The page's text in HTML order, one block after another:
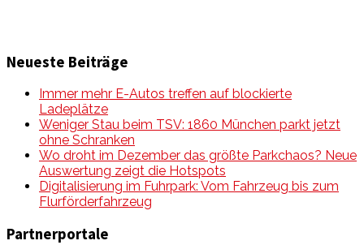
Neueste Beiträge
Immer mehr E-Autos treffen auf blockierte
Ladeplätze
Weniger Stau beim TSV: 1860 München parkt jetzt
ohne Schranken
Wo droht im Dezember das größte Parkchaos? Neue
Auswertung zeigt die Hotspots
Digitalisierung im Fuhrpark: Vom Fahrzeug bis zum
Flurförderfahrzeug
Partnerportale